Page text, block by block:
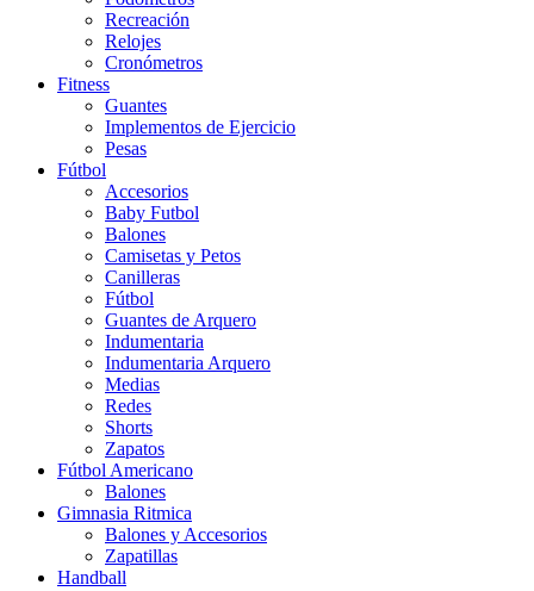
Recreación
Relojes
Cronómetros
Fitness
Guantes
Implementos de Ejercicio
Pesas
Fútbol
Accesorios
Baby Futbol
Balones
Camisetas y Petos
Canilleras
Fútbol
Guantes de Arquero
Indumentaria
Indumentaria Arquero
Medias
Redes
Shorts
Zapatos
Fútbol Americano
Balones
Gimnasia Ritmica
Balones y Accesorios
Zapatillas
Handball